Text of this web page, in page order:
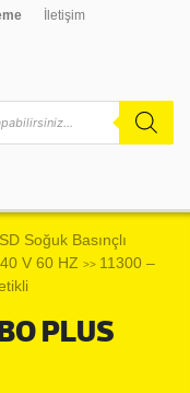
İletişim
SD Soğuk Basınçlı
V 60 HZ >> 11300 –
PLUS